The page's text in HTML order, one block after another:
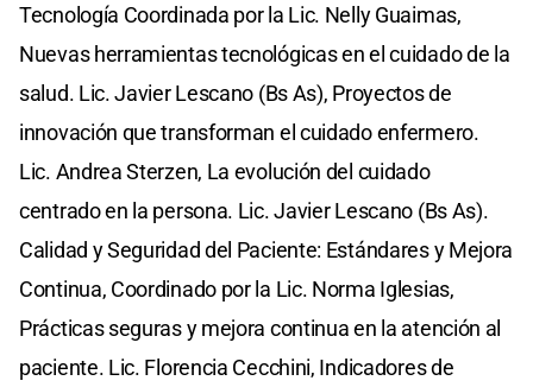
Tecnología Coordinada por la Lic. Nelly Guaimas,
Nuevas herramientas tecnológicas en el cuidado de la
salud. Lic. Javier Lescano (Bs As), Proyectos de
innovación que transforman el cuidado enfermero.
Lic. Andrea Sterzen, La evolución del cuidado
centrado en la persona. Lic. Javier Lescano (Bs As).
Calidad y Seguridad del Paciente: Estándares y Mejora
Continua, Coordinado por la Lic. Norma Iglesias,
Prácticas seguras y mejora continua en la atención al
paciente. Lic. Florencia Cecchini, Indicadores de